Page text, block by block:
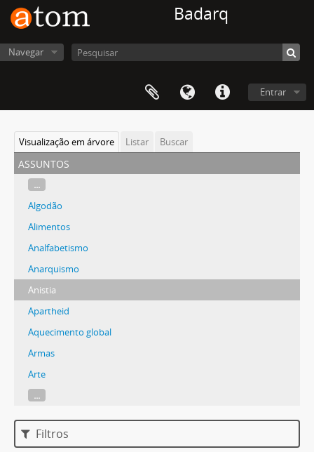
Badarq
Navegar
Entrar
Visualização em árvore Listar Buscar
assuntos
...
Algodão
Alimentos
Analfabetismo
Anarquismo
Anistia
Apartheid
Aquecimento global
Armas
Arte
...
Filtros